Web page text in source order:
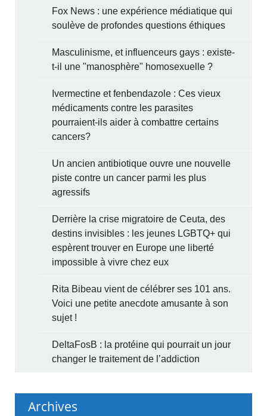
Fox News : une expérience médiatique qui
soulève de profondes questions éthiques
Masculinisme, et influenceurs gays : existe-
t-il une "manosphère" homosexuelle ?
Ivermectine et fenbendazole : Ces vieux
médicaments contre les parasites
pourraient-ils aider à combattre certains
cancers?
Un ancien antibiotique ouvre une nouvelle
piste contre un cancer parmi les plus
agressifs
Derrière la crise migratoire de Ceuta, des
destins invisibles : les jeunes LGBTQ+ qui
espèrent trouver en Europe une liberté
impossible à vivre chez eux
Rita Bibeau vient de célébrer ses 101 ans.
Voici une petite anecdote amusante à son
sujet !
DeltaFosB : la protéine qui pourrait un jour
changer le traitement de l’addiction
Archives